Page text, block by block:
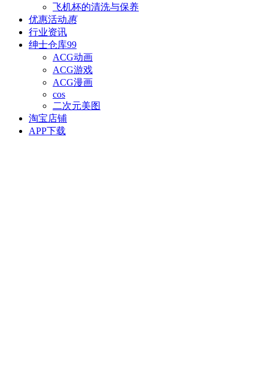
飞机杯的清洗与保养
优惠活动惠
行业资讯
绅士仓库99
ACG动画
ACG游戏
ACG漫画
cos
二次元美图
淘宝店铺
APP下载